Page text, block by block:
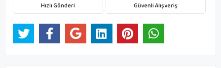
Hızlı Gönderi Güvenli Alışveriş